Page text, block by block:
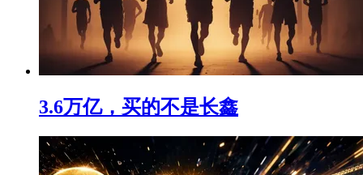
3.6万亿，买的不是长鑫